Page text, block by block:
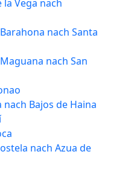
Vega nach
nach Santa
nach San
Bajos de Haina
nach Azua de